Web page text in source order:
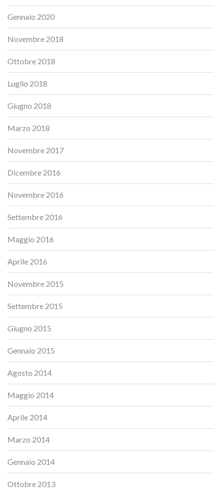
Gennaio 2020
Novembre 2018
Ottobre 2018
Luglio 2018
Giugno 2018
Marzo 2018
Novembre 2017
Dicembre 2016
Novembre 2016
Settembre 2016
Maggio 2016
Aprile 2016
Novembre 2015
Settembre 2015
Giugno 2015
Gennaio 2015
Agosto 2014
Maggio 2014
Aprile 2014
Marzo 2014
Gennaio 2014
Ottobre 2013